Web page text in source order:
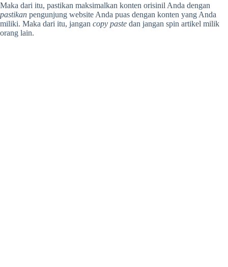
Maka dari itu, pastikan maksimalkan konten orisinil Anda dengan
pastikan pengunjung website Anda puas dengan konten yang Anda
miliki. Maka dari itu, jangan copy paste dan jangan spin artikel milik
orang lain.